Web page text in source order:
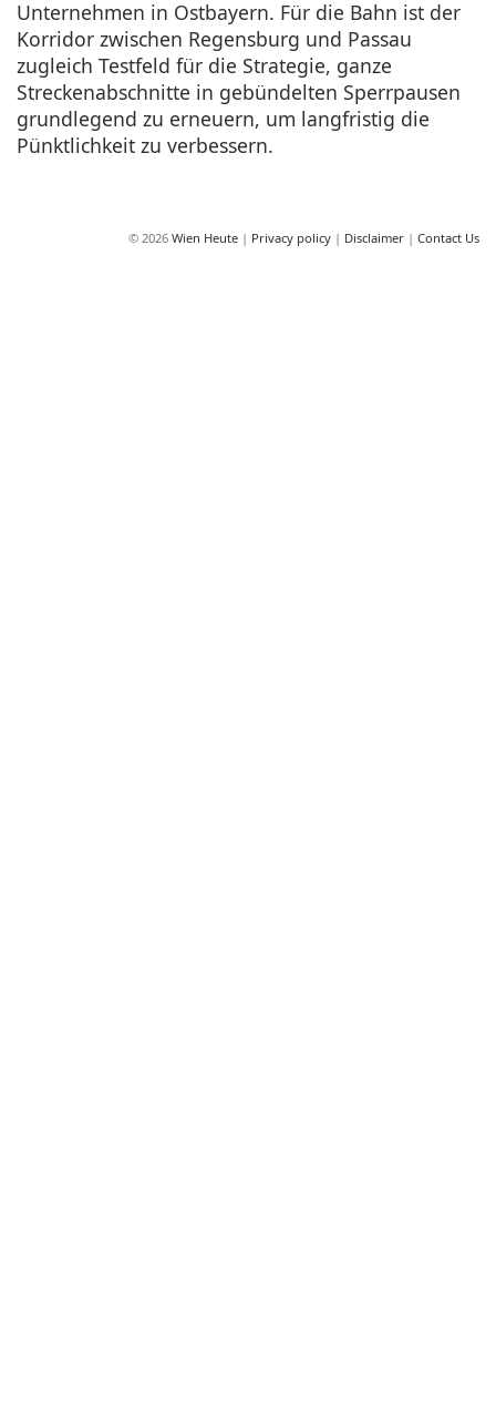
Unternehmen in Ostbayern. Für die Bahn ist der
Korridor zwischen Regensburg und Passau
zugleich Testfeld für die Strategie, ganze
Streckenabschnitte in gebündelten Sperrpausen
grundlegend zu erneuern, um langfristig die
Pünktlichkeit zu verbessern.
© 2026 Wien Heute | Privacy policy | Disclaimer | Contact Us